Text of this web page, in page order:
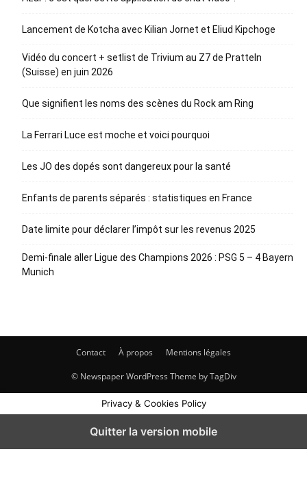
Lancement de Kotcha avec Kilian Jornet et Eliud Kipchoge
Vidéo du concert + setlist de Trivium au Z7 de Pratteln
(Suisse) en juin 2026
Que signifient les noms des scènes du Rock am Ring
La Ferrari Luce est moche et voici pourquoi
Les JO des dopés sont dangereux pour la santé
Enfants de parents séparés : statistiques en France
Date limite pour déclarer l’impôt sur les revenus 2025
Demi-finale aller Ligue des Champions 2026 : PSG 5 – 4 Bayern
Munich
Contact À propos Mentions légales
© Newspaper WordPress Theme by TagDiv
Privacy & Cookies Policy
Quitter la version mobile